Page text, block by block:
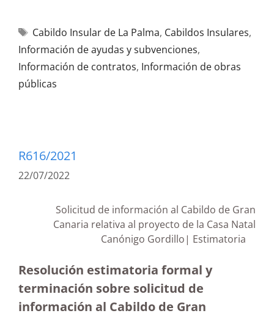
Cabildo Insular de La Palma, Cabildos Insulares,
Información de ayudas y subvenciones,
Información de contratos, Información de obras
públicas
R616/2021
22/07/2022
Solicitud de información al Cabildo de Gran
Canaria relativa al proyecto de la Casa Natal
Canónigo Gordillo| Estimatoria
Resolución estimatoria formal y
terminación sobre solicitud de
información al Cabildo de Gran